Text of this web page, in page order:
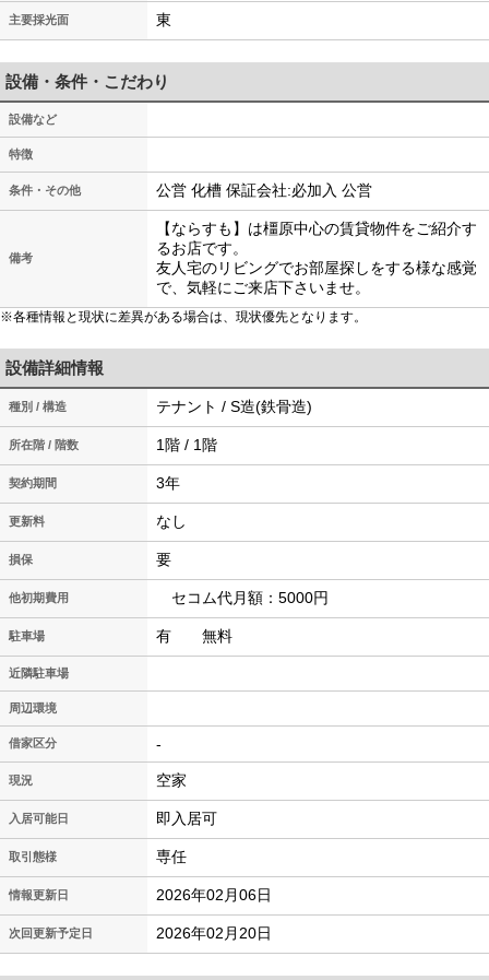
主要採光面 東
設備・条件・こだわり
設備など
特徴
条件・その他 公営 化槽 保証会社:必加入 公営
備考
【ならすも】は橿原中心の賃貸物件をご紹介す
るお店です。
友人宅のリビングでお部屋探しをする様な感覚
で、気軽にご来店下さいませ。
※各種情報と現状に差異がある場合は、現状優先となります。
設備詳細情報
種別 / 構造 テナント / S造(鉄骨造)
所在階 / 階数 1階 / 1階
契約期間 3年
更新料 なし
損保 要
他初期費用 セコム代月額：5000円
駐車場 有 無料
近隣駐車場
周辺環境
借家区分 -
現況 空家
入居可能日 即入居可
取引態様 専任
情報更新日 2026年02月06日
次回更新予定日 2026年02月20日